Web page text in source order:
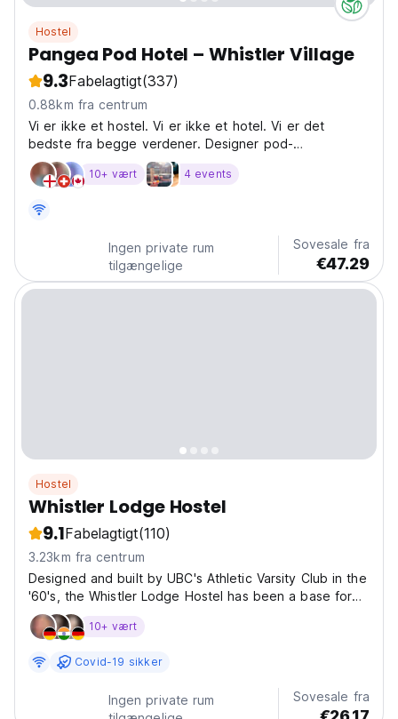
Hostel
Pangea Pod Hotel – Whistler Village
9.3Fabelagtigt(337)
0.88km fra centrum
Vi er ikke et hostel. Vi er ikke et hotel. Vi er det
bedste fra begge verdener. Designer pod-
indkvartering, der er overkommelig, central og social.
10+ vært 4 events
Ingen private rum
tilgængelige
Sovesale fra
€47.29
Hostel
Whistler Lodge Hostel
9.1Fabelagtigt(110)
3.23km fra centrum
Designed and built by UBC's Athletic Varsity Club in the
'60's, the Whistler Lodge Hostel has been a base for
mountain adventures for decades. There have been
tweaks and upgrades to the hostel over the years but
10+ vært
Covid-19 sikker
Ingen private rum
Sovesale fra